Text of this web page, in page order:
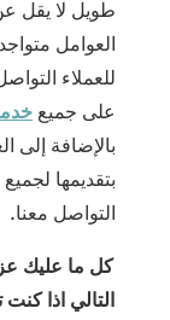
العوامل
للعملاء
على جميع
بالإضافة إلى
بتقديمها
التواصل معنا.
كل ما عليك
التالي اذا